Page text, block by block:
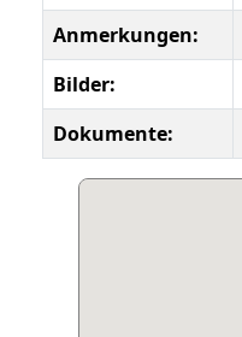
Anmerkungen:
Bilder:
Dokumente: